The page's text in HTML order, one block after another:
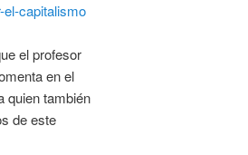
el-capitalismo
el profesor
en el
quien también
de este